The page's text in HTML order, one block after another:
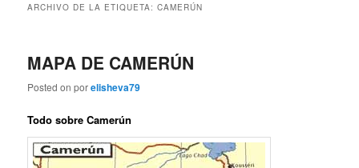
ARCHIVO DE LA ETIQUETA:CAMERÚN
MAPA DE CAMERÚN
Posted onporelisheva79
Todo sobre Camerún